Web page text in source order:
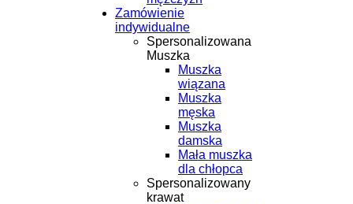
Zamówienie
indywidualne
Spersonalizowana
Muszka
Muszka
wiązana
Muszka
męska
Muszka
damska
Mała muszka
dla chłopca
Spersonalizowany
krawat